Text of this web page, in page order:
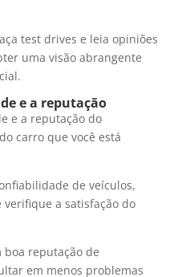
test drives e leia opiniões
uma visão abrangente
e a reputação
e a reputação do
carro que você está
de veículos,
a satisfação do
reputação de
em menos problemas